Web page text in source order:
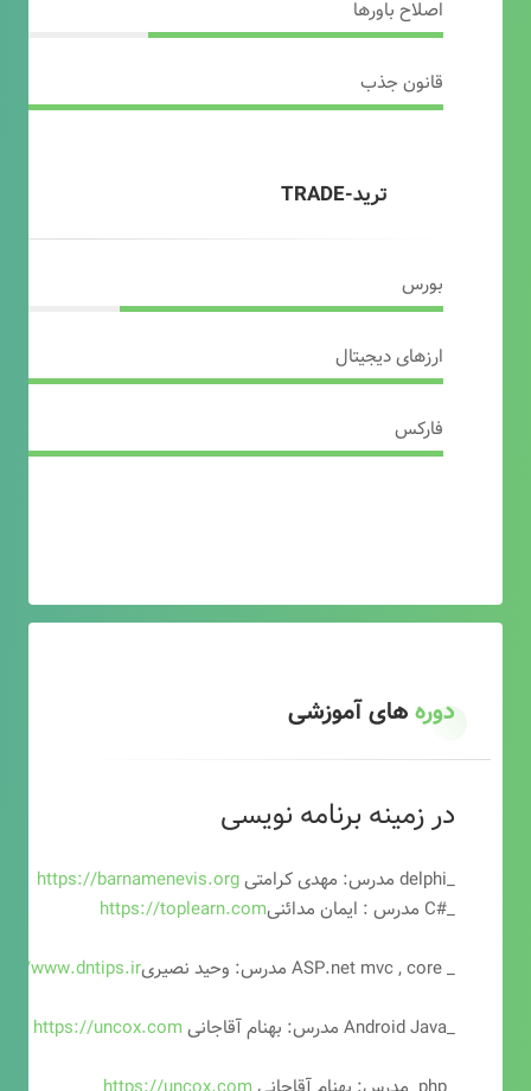
اصلاح باورها
قانون جذب
ترید-TRADE
بورس
ارزهای دیجیتال
فارکس
دورههای آموزشی
در زمینه برنامه نویسی
_delphi مدرس: مهدی کرامتی
https://barnamenevis.org
_#C مدرس : ایمان مدائنی
https://toplearn.com
_ ASP.net mvc , core مدرس: وحید نصیری
www.dntips.ir
_Android Java مدرس: بهنام آقاجانی
https://uncox.com